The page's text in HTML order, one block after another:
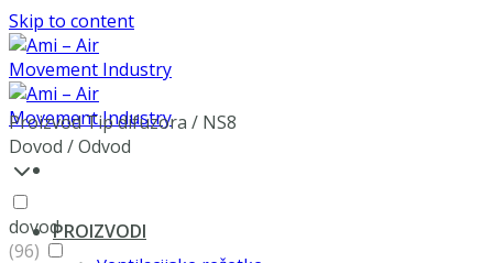
Skip to content
PROIZVODI
Proizvod Tip difuzora / NS8
Dovod / Odvod
dovod
(96)